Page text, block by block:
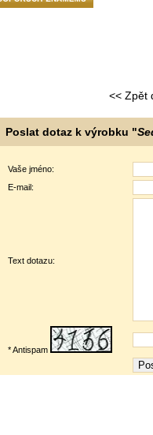
<< Zpět
Poslat dotaz k výrobku "
Vaše jméno:
E-mail:
Text dotazu:
* Antispam